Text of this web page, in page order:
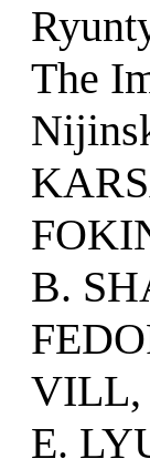
The
B.
VILL,
E.